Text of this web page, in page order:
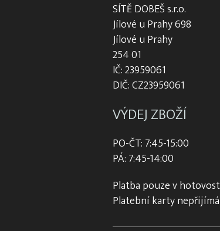
SÍTĚ DOBEŠ s.r.o.
Jílové u Prahy 698
Jílové u Prahy
254 01
IČ: 23959061
DIČ: CZ23959061
VÝDEJ ZBOŽÍ
PO-ČT: 7:45-15:00
PÁ: 7:45-14:00
Platba pouze v
Platební karty